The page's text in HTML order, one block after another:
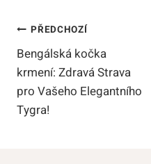
Navigace
Pro
Příspěvek
PŘEDCHOZÍ
Bengálská kočka
krmení: Zdravá Strava
pro Vašeho Elegantního
Tygra!